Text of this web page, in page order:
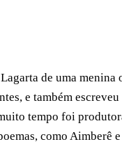
de uma
e também
tempo foi
como